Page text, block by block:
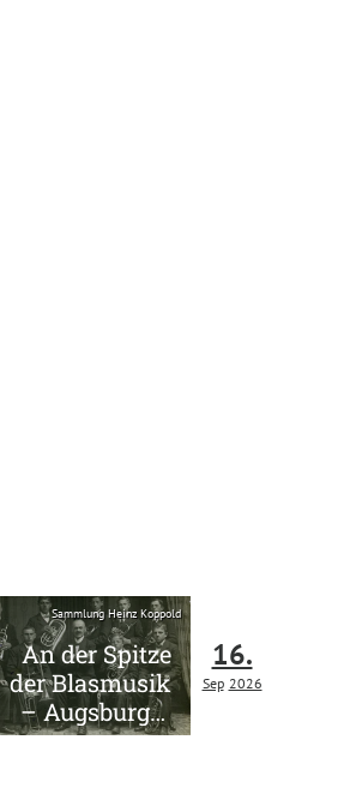
Sammlung Heinz Koppold
An der Spitze
der Blasmusik
– Augsburger
Kapellmeister
16.
Sep 2026